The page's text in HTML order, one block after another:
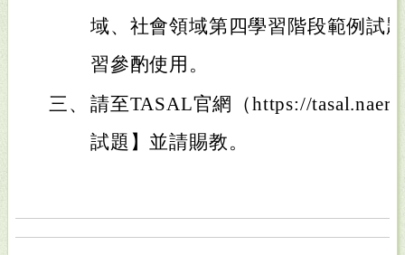
域、社會領域第四學習階段範例試
習參酌使用。
三、 請至TASAL官網（https://
試題】並請賜教。